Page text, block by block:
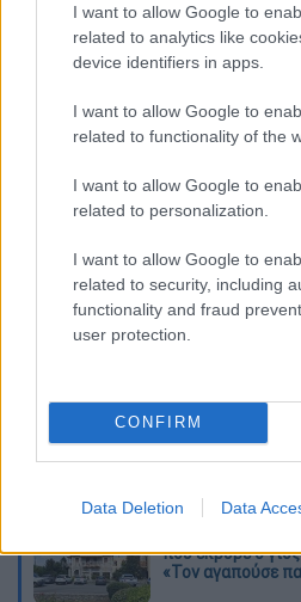
I want to allow Google to
related to analytics like
device identifiers in apps.
I want to allow Google to
related to functionality of the
I want to allow Google to
related to personalization.
I want to allow Google to
related to security, including
functionality and fraud
user protection.
CONFIRM
Data Deletion Data
Δείτε το
Τα «γεράκια»
που έκρυβε ο
«Τον αγαπούσε